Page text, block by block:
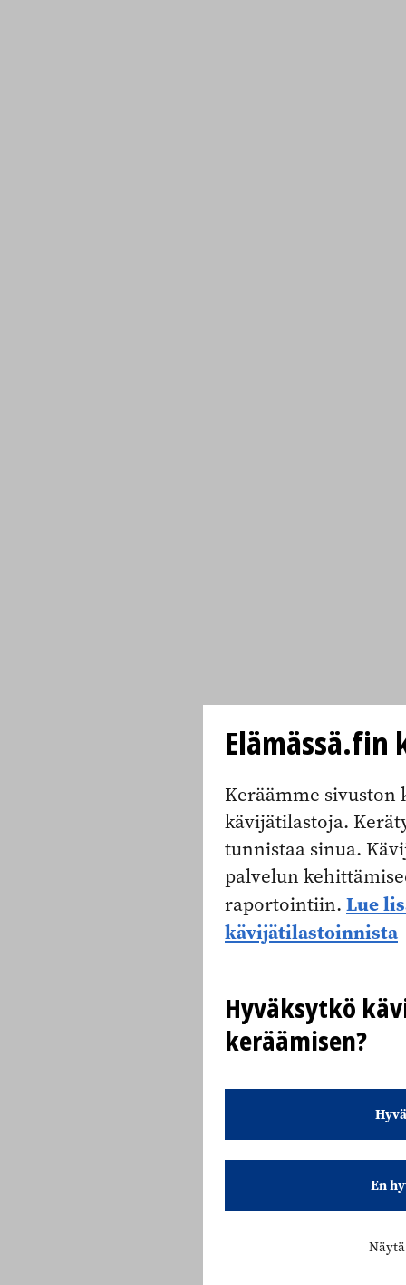
Keräämme sivuston
kävijätilastoja.
tunnistaa sinua.
palvelun
raportointiin. Lue
kävijätilastoinnista
Hyväksytkö
keräämisen?
En